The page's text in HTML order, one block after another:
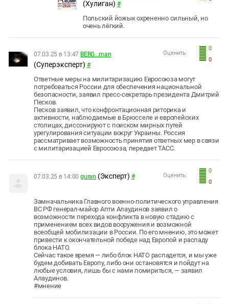
(Хулиган) #
Польский йожык охрененно сильный, но
очень лёгкий.
0
0
Оценить:
07.03.25 в 13:47 BERG...man
(Суперэксперт) #
Ответные меры на милитаризацию Евросоюза могут
потребоваться России для обеспечения национальной
безопасности, заявил пресс-секретарь президента Дмитрий
Песков.
Песков заявил, что конфронтационная риторика и
активности, наблюдаемые в Брюсселе и европейских
столицах, диссонируют с поиском мирных путей
урегулирования ситуации вокруг Украины. Россия
рассматривает возможность принятия ответных мер в связи
с милитаризацией Евросоюза, передает ТАСС.
0
0
Оценить:
07.03.25 в 14:00 guran (Эксперт) #
Замначальника Главного военно-политического управления
ВС РФ генерал-майор Апти Алаудинов заявил о
возможности перехода конфликта в новую стадию с
применением всех видов вооружения и возможной
всеобщей мобилизации в России. По его мнению, это может
привести к окончательной победе над Европой и распаду
блока НАТО.
Сейчас такое время — либо блок НАТО распадется, и мы уже
будем добивать Европу, либо они остановятся и пойдут на
любые условия, лишь бы с нами помириться, — заявил
Алаудинов.
#мнение